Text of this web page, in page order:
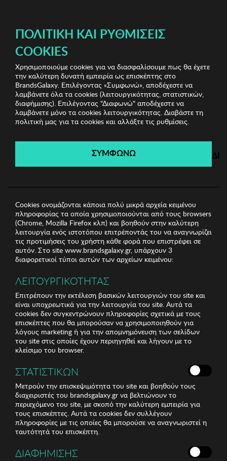
Biston Ανδρικά Παντελόνια
Ανδρικό Παντελόνι
BISTON
Biston
Λήγει σε: 00ημέρες | 00ώρες 00λεπτά 00δευτ.
ΠΟΛΙΤΙΚΉ ΚΑΙ ΡΥΘΜΊΣΕΙΣ
COOKIES
Χρησιμοποιούμε cookies για να διασφαλίσουμε πως θα έχετε
την καλύτερη δυνατή εμπειρία ως επισκέπτης στο
BrandsGalaxy. Επιλέγοντας «Συμφωνώ», αποδέχεστε να
λαμβάνετε όλα τα cookies (λειτουργικότητας, στατιστικών,
διαφήμισης). Επιλέγοντας "Διαφωνώ" αποδέχεστε να
λαμβάνετε μόνο τα cookies λειτουργικότητας. Διαβάστε τη
πολιτική μας για τα cookies και αλλάξτε τις ρυθμίσεις.
ΣΥΜΦΩΝΩ
Cookies ονομάζονται κάποια πολύ μικρά αρχεία κειμένου
πληροφορίας τα οποία χρησιμοποιούνται από τους browsers
(Chrome, Mozilla Firefox κλπ) και βοηθούν στην καλύτερη
λειτουργία ενός ιστοτόπου επιτρέποντάς του να αναγνωρίζει
τις προτιμήσεις του χρήστη κάθε φορά που επιστρέφει σε
αυτόν. Στο site www.brandsgalaxy.gr, υπάρχουν 3
διαφορετικοί τύποι αυτών των αρχείων κειμένου:
ΛΕΙΤΟΥΡΓΙΚΟΤΗΤΑΣ
Επιτρέπουν την εκτέλεση βασικών λειτουργιών του site και
είναι υποχρεωτικά για την λειτουργία του site. Αυτά τα
cookies δεν συγκεντρώνουν πληροφορίες σχετικά με τους
επισκέπτες που θα μπορούσαν να χρησιμοποιηθούν για
λόγους marketing ή για την απομνημόνευση των σελίδων
του site στις οποίες έχουν περιηγηθεί και λήγουν με το
κλείσιμο του browser.
ΣΤΑΤΙΣΤΙΚΩΝ
Μετρούν την επισκεψιμότητα του site και βοηθούν τους
διαχειριστές του brandsgalaxy.gr να βελτιώνουν το
περιεχόμενο του site, με σκοπό την καλύτερη εμπειρία για
τους επισκέπτες. Αυτά τα cookies δεν συλλέγουν
πληροφορίες με τις οποίες θα μπορούσε να αναγνωριστεί η
ταυτότητά του επισκέπτη.
ΔΙΑΦΗΜΙΣΗΣ